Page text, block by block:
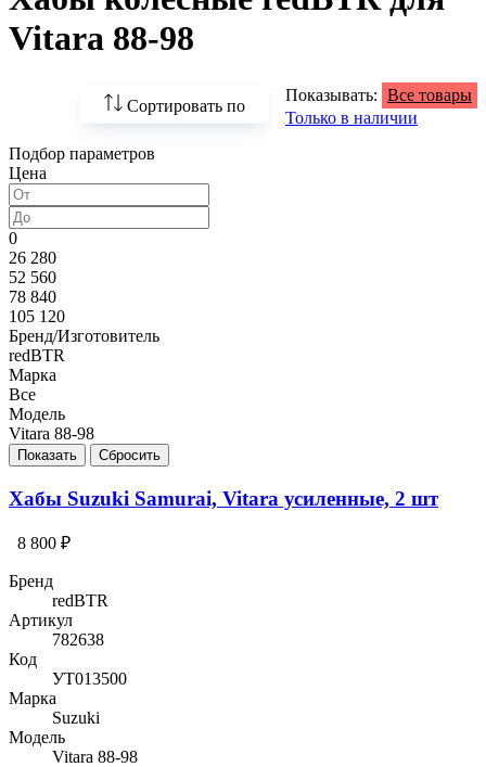
Vitara 88-98
Сортировать по
По возрастанию
По популярности
Показывать: Все товары
Только в наличии
Подбор параметров
Цена
0
26 280
52 560
78 840
105 120
Бренд/Изготовитель
redBTR
Марка
Все
Модель
Vitara 88-98
Хабы Suzuki Samurai, Vitara усиленные, 2 шт
8 800 ₽
Бренд
redBTR
Артикул
782638
Код
УТ013500
Марка
Suzuki
Модель
Vitara 88-98